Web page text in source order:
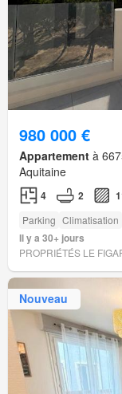
980 000 €
Appartement à
Aquitaine
4 2
Parking Climatisation
Il y a 30+ jours
PROPRIÉTÉS LE
Nouveau